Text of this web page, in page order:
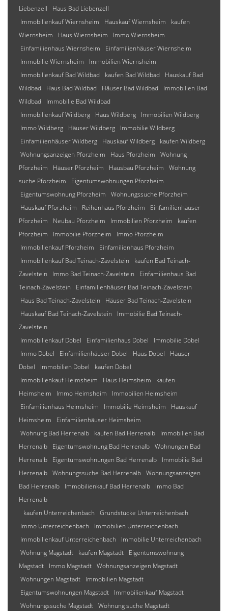
Liebenzell
Haus Bad Liebenzell
Immobilienkauf Wiernsheim
Hauskauf Wiernsheim
kaufen
Wiernsheim
Haus Wiernsheim
Immo Wiernsheim
Einfamilienhaus Wiernsheim
Einfamilienhäuser Wiernsheim
Immobilie Wiernsheim
Immobilien Wiernsheim
Immobilienkauf Bad Wildbad
kaufen Bad Wildbad
Hauskauf Bad
Wildbad
Haus Bad Wildbad Häuser Bad Wildbad
Immobilien Bad
Wildbad
Immobilie Bad Wildbad
Immobilienkauf Wildberg
Haus Wildberg
Immobilien Wildberg
Immo Wildberg
Häuser Wildberg
Immobilie Wildberg
Einfamilienhäuser Wildberg
Hauskauf Wildberg
kaufen Wildberg
Wohnungsanzeigen Pforzheim
Haus Pforzheim
Wohnung
Pforzheim
Häuser Pforzheim Hausbau Pforzheim
Wohnung
suche Pforzheim
Eigentumswohnungen Pforzheim
Eigentumswohnung Pforzheim
Wohnungssuche Pforzheim
Hauskauf Pforzheim
Reihenhaus Pforzheim
Einfamilienhäuser
Pforzheim
Neubau Pforzheim Immobilien Pforzheim
kaufen
Pforzheim
Immobilie Pforzheim
Immo Pforzheim
Immobilienkauf Pforzheim
Einfamilienhaus Pforzheim
Immobilienkauf Bad Teinach-Zavelstein
kaufen Bad Teinach-
Zavelstein
Immo Bad Teinach-Zavelstein
Einfamilienhaus Bad
Teinach-Zavelstein
Einfamilienhäuser Bad Teinach-Zavelstein
Haus Bad Teinach-Zavelstein
Häuser Bad Teinach-Zavelstein
Hauskauf Bad Teinach-Zavelstein
Immobilie Bad Teinach-
Zavelstein
Immobilienkauf Dobel
Einfamilienhaus Dobel
Immobilie Dobel
Immo Dobel
Einfamilienhäuser Dobel Haus Dobel
Häuser
Dobel
Immobilien Dobel
kaufen Dobel
Immobilienkauf Heimsheim
Haus Heimsheim
kaufen
Heimsheim
Immo Heimsheim
Immobilien Heimsheim
Einfamilienhaus Heimsheim
Immobilie Heimsheim
Hauskauf
Heimsheim
Einfamilienhäuser Heimsheim
Wohnung Bad Herrenalb
kaufen Bad Herrenalb
Immobilien Bad
Herrenalb
Eigentumswohnung Bad Herrenalb Wohnungen Bad
Herrenalb
Eigentumswohnungen Bad Herrenalb
Immobilie Bad
Herrenalb Wohnungssuche Bad Herrenalb Wohnungsanzeigen
Bad Herrenalb
Immobilienkauf Bad Herrenalb
Immo Bad
Herrenalb
kaufen Unterreichenbach
Grundstücke Unterreichenbach
Immo Unterreichenbach
Immobilien Unterreichenbach
Immobilienkauf Unterreichenbach
Immobilie Unterreichenbach
Wohnung Magstadt
kaufen Magstadt
Eigentumswohnung
Magstadt
Immo Magstadt Wohnungsanzeigen Magstadt
Wohnungen Magstadt
Immobilien Magstadt
Eigentumswohnungen Magstadt
Immobilienkauf Magstadt
Wohnungssuche Magstadt Wohnung suche Magstadt